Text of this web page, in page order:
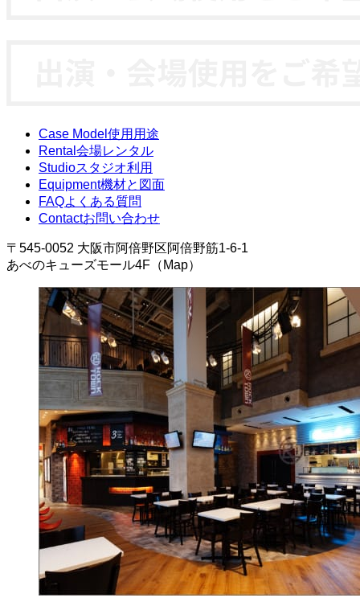
Case Model 使用用途
Rental 会場レンタル
Studioスタジオ利用
Equipment機材と図面
FAQよくある質問
Contactお問い合わせ
〒545-0052 大阪市阿倍野区阿倍野筋1-6-1
あべのキューズモール4F（Map）